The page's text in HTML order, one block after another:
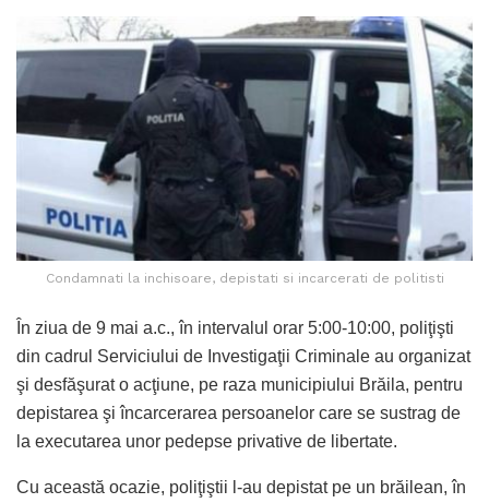
Condamnati la inchisoare, depistati si incarcerati de politisti
În ziua de 9 mai a.c., în intervalul orar 5:00-10:00, poliţişti
din cadrul Serviciului de Investigaţii Criminale au organizat
şi desfăşurat o acţiune, pe raza municipiului Brăila, pentru
depistarea şi încarcerarea persoanelor care se sustrag de
la executarea unor pedepse privative de libertate.
Cu această ocazie, poliţiştii l-au depistat pe un brăilean, în